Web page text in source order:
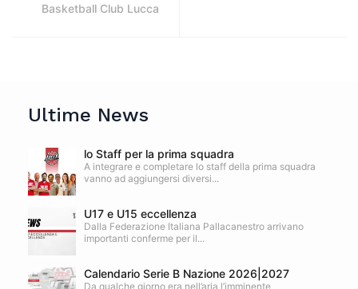
Basketball Club Lucca
Ultime News
lo Staff per la prima squadra
A integrare e completare lo staff della prima squadra
vanno ad aggiungersi diversi...
U17 e U15 eccellenza
Dalla Federazione Italiana Pallacanestro arrivano
importanti conferme per il...
Calendario Serie B Nazione 2026|2027
Da qualche giorno era nell’aria l’imminente